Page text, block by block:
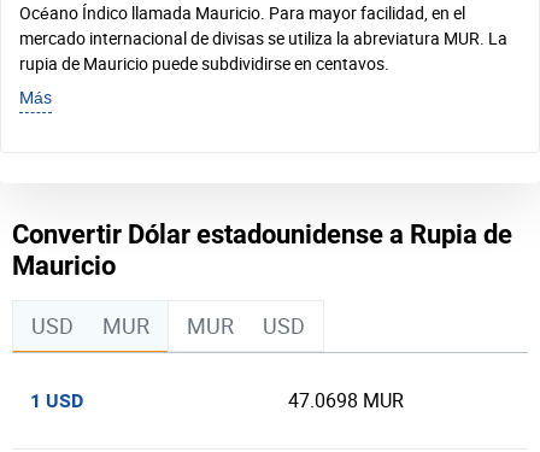
Océano Índico llamada Mauricio. Para mayor facilidad, en el
mercado internacional de divisas se utiliza la abreviatura MUR. La
rupia de Mauricio puede subdividirse en centavos.
Más
Convertir Dólar estadounidense a Rupia de
Mauricio
USD MUR MUR USD
1 USD 47.0698 MUR